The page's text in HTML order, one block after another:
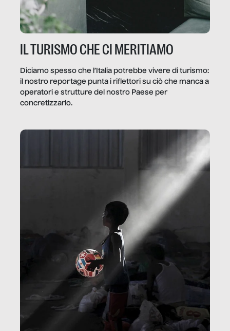
IL TURISMO CHE CI MERITIAMO
Diciamo spesso che l’Italia potrebbe vivere di turismo:
il nostro reportage punta i riflettori su ciò che manca a
operatori e strutture del nostro Paese per
concretizzarlo.